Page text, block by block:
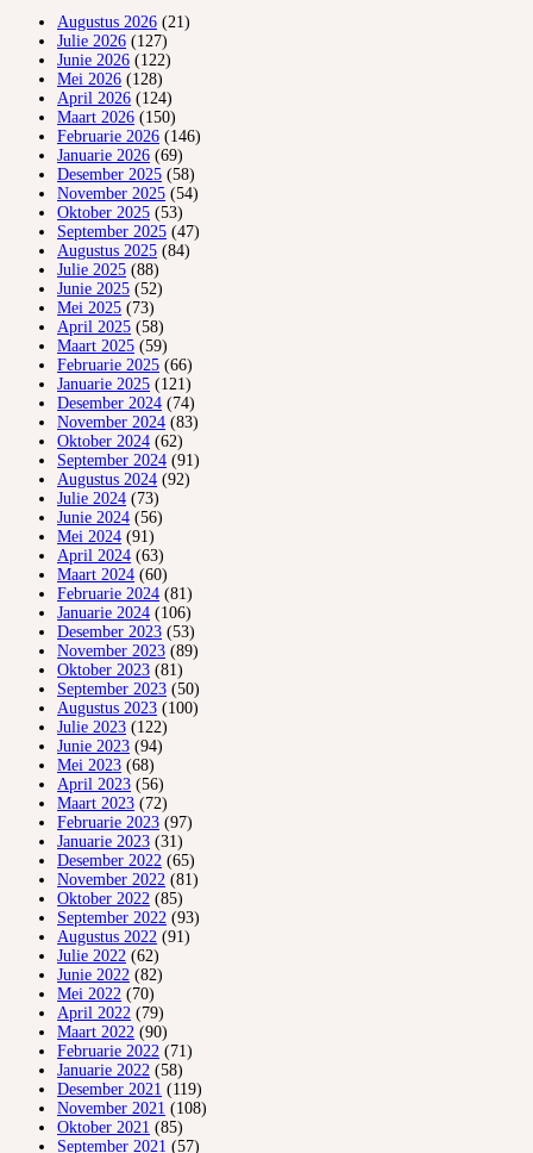
Augustus 2026 (21)
Julie 2026 (127)
Junie 2026 (122)
Mei 2026 (128)
April 2026 (124)
Maart 2026 (150)
Februarie 2026 (146)
Januarie 2026 (69)
Desember 2025 (58)
November 2025 (54)
Oktober 2025 (53)
September 2025 (47)
Augustus 2025 (84)
Julie 2025 (88)
Junie 2025 (52)
Mei 2025 (73)
April 2025 (58)
Maart 2025 (59)
Februarie 2025 (66)
Januarie 2025 (121)
Desember 2024 (74)
November 2024 (83)
Oktober 2024 (62)
September 2024 (91)
Augustus 2024 (92)
Julie 2024 (73)
Junie 2024 (56)
Mei 2024 (91)
April 2024 (63)
Maart 2024 (60)
Februarie 2024 (81)
Januarie 2024 (106)
Desember 2023 (53)
November 2023 (89)
Oktober 2023 (81)
September 2023 (50)
Augustus 2023 (100)
Julie 2023 (122)
Junie 2023 (94)
Mei 2023 (68)
April 2023 (56)
Maart 2023 (72)
Februarie 2023 (97)
Januarie 2023 (31)
Desember 2022 (65)
November 2022 (81)
Oktober 2022 (85)
September 2022 (93)
Augustus 2022 (91)
Julie 2022 (62)
Junie 2022 (82)
Mei 2022 (70)
April 2022 (79)
Maart 2022 (90)
Februarie 2022 (71)
Januarie 2022 (58)
Desember 2021 (119)
November 2021 (108)
Oktober 2021 (85)
September 2021 (57)